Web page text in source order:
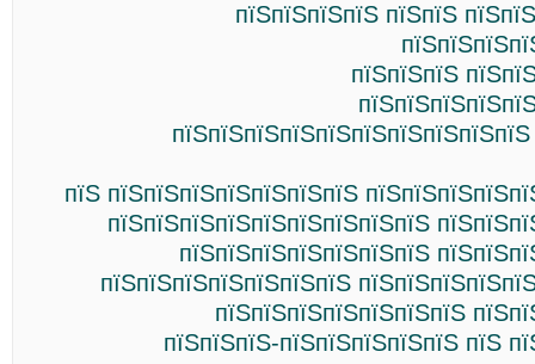
пїЅпїЅпїЅпїЅ пїЅпїЅ
пїЅпїЅпїЅ
пїЅ пїЅпїЅпїЅпїЅпїЅпїЅпїЅ
пїЅпїЅпїЅпїЅпїЅпїЅпїЅпїЅпїЅ
пїЅпїЅпїЅпїЅпїЅпїЅпїЅ
пїЅпїЅпїЅпїЅпїЅпїЅпїЅ
пїЅпїЅпїЅпїЅпїЅпїЅпїЅ
пїЅпїЅпїЅ-пїЅпїЅпїЅпїЅпїЅ пїЅ